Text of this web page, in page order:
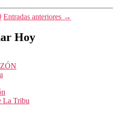
Entradas anteriores →
Hoy
La Tribu